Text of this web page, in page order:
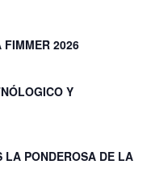
FIMMER 2026
Y
LA PONDEROSA DE LA